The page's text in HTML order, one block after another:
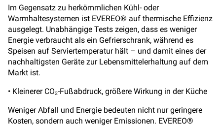
Im Gegensatz zu herkömmlichen Kühl- oder
Warmhaltesystemen ist EVEREO® auf thermische Effizienz
ausgelegt. Unabhängige Tests zeigen, dass es weniger
Energie verbraucht als ein Gefrierschrank, während es
Speisen auf Serviertemperatur hält – und damit eines der
nachhaltigsten Geräte zur Lebensmittelerhaltung auf dem
Markt ist.
• Kleinerer CO₂-Fußabdruck, größere Wirkung in der Küche
Weniger Abfall und Energie bedeuten nicht nur geringere
Kosten, sondern auch weniger Emissionen. EVEREO®